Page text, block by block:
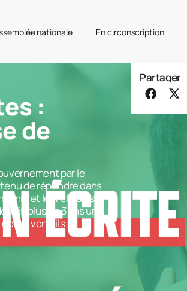
nationale En circonscription
:
de
par le
de répondre dans
et leur clique se
plus de 3 ans une
: vont-ils
Partager